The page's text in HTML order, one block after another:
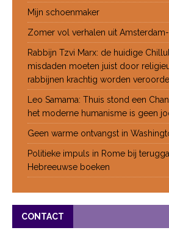
Mijn schoenmaker
Zomer vol verhalen uit
Rabbijn Tzvi Marx: de huidige
misdaden moeten juist door
rabbijnen krachtig worden
Leo Samama: Thuis stond een
het moderne humanisme is geen
Geen warme ontvangst in
Politieke impuls in Rome bij
Hebreeuwse boeken
CONTACT